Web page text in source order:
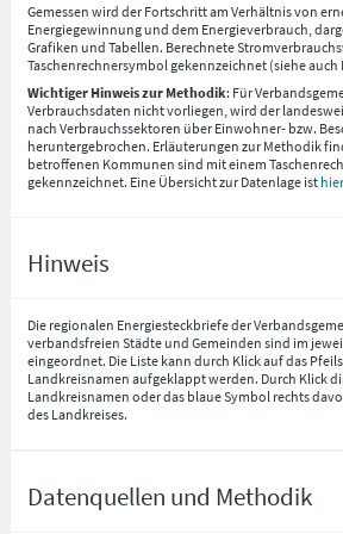
Gemessen wird der Fortschritt am Verhältnis von
Energiegewinnung und dem Energieverbrauch,
Grafiken und Tabellen. Berechnete
Taschenrechnersymbol gekennzeichnet (siehe
Wichtiger Hinweis zur Methodik: Für
Verbrauchsdaten nicht vorliegen, wird der
nach Verbrauchssektoren über Einwohner- bzw.
heruntergebrochen. Erläuterungen zur Methodik
betroffenen Kommunen sind mit einem
gekennzeichnet. Eine Übersicht zur Datenlage ist
Hinweis
Die regionalen Energiesteckbriefe der
verbandsfreien Städte und Gemeinden sind im
eingeordnet. Die Liste kann durch Klick auf das
Landkreisnamen aufgeklappt werden. Durch Klick
Landkreisnamen oder das blaue Symbol rechts
des Landkreises.
Datenquellen und Methodik